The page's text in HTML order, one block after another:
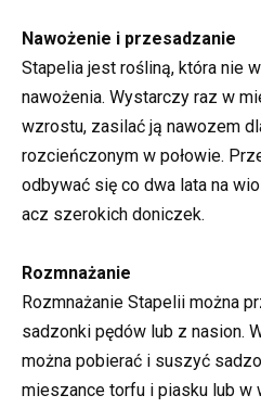
Nawożenie i przesadzanie
Stapelia jest rośliną, która nie
nawożenia. Wystarczy raz w
wzrostu, zasilać ją nawozem
rozcieńczonym w połowie.
odbywać się co dwa lata na
acz szerokich doniczek.
Rozmnażanie
Rozmnażanie Stapelii można
sadzonki pędów lub z nasion.
można pobierać i suszyć
mieszance torfu i piasku lub